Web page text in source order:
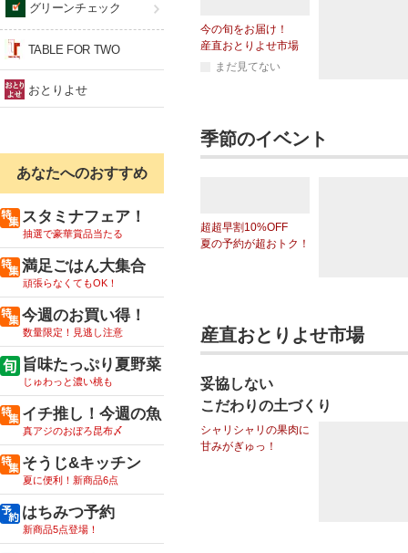
今の旬をお届け！
産直おとりよせ市場
まだ見てない
季節のイベント
超超早割10%OFF
夏の予約が超おトク！
産直おとりよせ市場
妥協しない
こだわりの土づくり
シャリシャリの果肉に
甘みがぎゅっ！
グリーンチェック
TABLE FOR TWO
おとりよせ
あなたへのおすすめ
スタミナフェア！
抽選で豪華賞品当たる
満足ごはん大集合
頑張らなくてもOK！
今週のお買い得！
数量限定！見逃し注意
旨味たっぷり夏野菜
じゅわっと濃い桃も
イチ推し！今週の魚
真アジのおぼろ昆布〆
そうじ&キッチン
夏に便利！新商品6点
はちみつ予約
新商品5点登場！